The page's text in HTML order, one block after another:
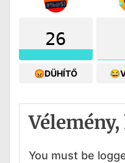
26
😡DÜHÍTŐ
You must be